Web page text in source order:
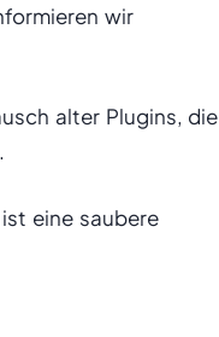
wir
alter Plugins, die
eine saubere